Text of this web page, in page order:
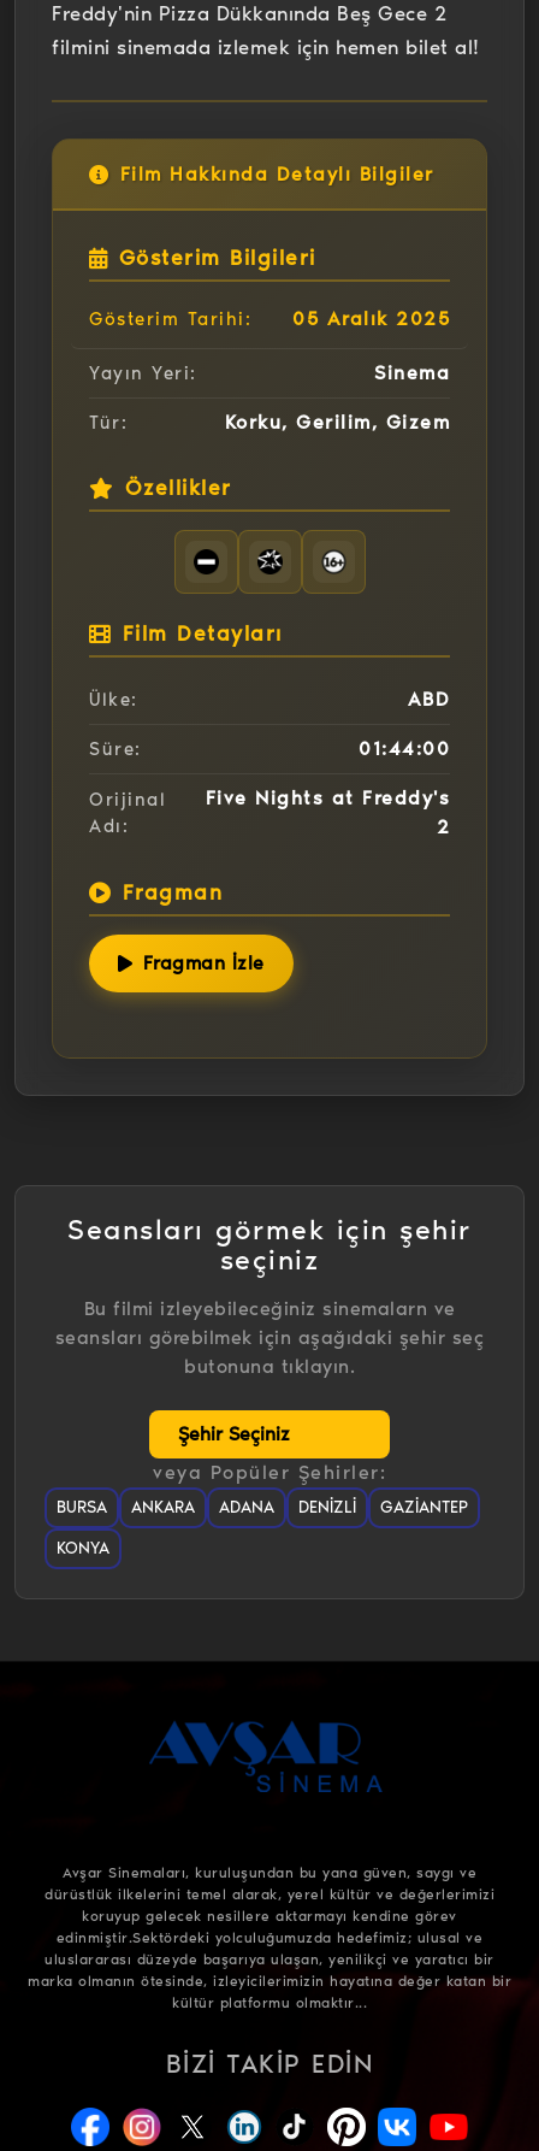
Freddy'nin Pizza Dükkanında Beş Gece 2
filmini sinemada izlemek için hemen bilet al!
Film Hakkında Detaylı Bilgiler
Gösterim Bilgileri
Gösterim Tarihi: 05 Aralık 2025
Yayın Yeri: Sinema
Tür: Korku, Gerilim, Gizem
Özellikler
Film Detayları
Ülke: ABD
Süre: 01:44:00
Orijinal
Adı:
Five Nights at Freddy's
2
Fragman
Fragman İzle
Seansları görmek için şehir
seçiniz
Bu filmi izleyebileceğiniz sinemalarn ve
seansları görebilmek için aşağıdaki şehir seç
butonuna tıklayın.
veya Popüler Şehirler:
BURSA ANKARA ADANA DENIZLI
GAZIANTEP
KONYA
Avşar Sinemaları, kuruluşundan bu yana güven, saygı ve
dürüstlük ilkelerini temel alarak, yerel kültür ve değerlerimizi
koruyup gelecek nesillere aktarmayı kendine görev
edinmiştir.Sektördeki yolculuğumuzda hedefimiz; ulusal ve
uluslararası düzeyde başarıya ulaşan, yenilikçi ve yaratıcı bir
marka olmanın ötesinde, izleyicilerimizin hayatına değer katan bir
kültür platformu olmaktır...
BIZI TAKIP EDIN